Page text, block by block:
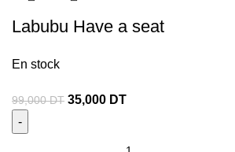
Labubu Have a seat
En stock
99,000DT 35,000 DT